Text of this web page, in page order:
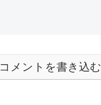
コメントを書き込む